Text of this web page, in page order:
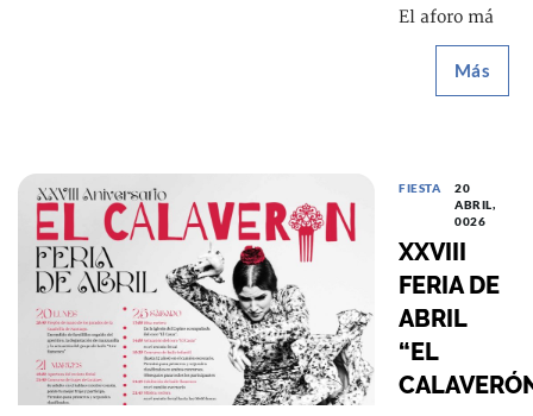
El aforo má
Más
FIESTA
20
ABRIL,
0026
XXVIII
FERIA DE
ABRIL
“EL